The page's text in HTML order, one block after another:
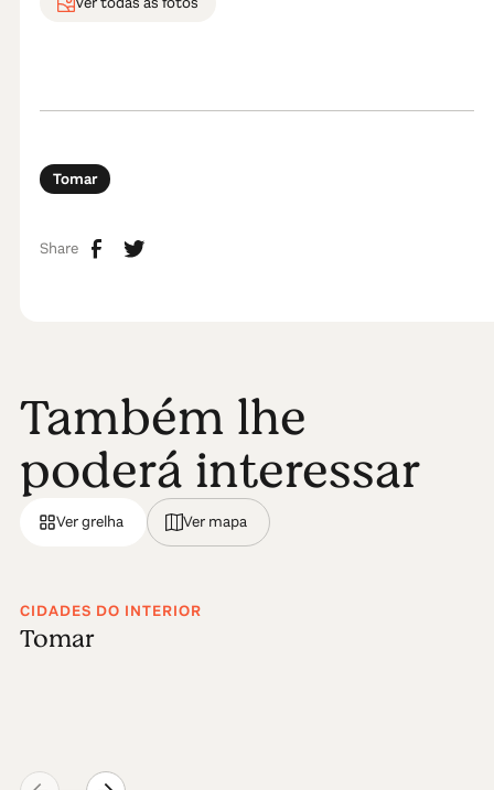
Tomar
Share
Também lhe
poderá interessar
Ver grelha Ver mapa
CIDADES DO INTERIOR
Tomar